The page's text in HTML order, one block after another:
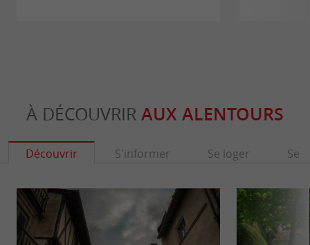
À DÉCOUVRIR AUX ALENTOURS
Découvrir S'informer Se loger Se